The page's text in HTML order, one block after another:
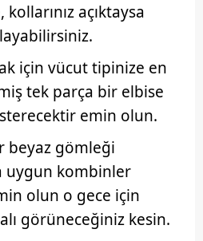
açıktaysa
için vücut tipinize en
tek parça bir elbise
emin olun.
beyaz gömleği
uygun kombinler
olun o gece için
görüneceğiniz kesin.